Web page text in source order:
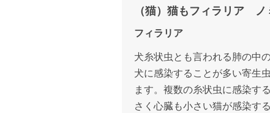
（猫）猫もフィラリア
フィラリア
犬糸状虫とも言われる肺の中
犬に感染することが多い寄生
ます。複数の糸状虫に感染す
さく心臓も小さい猫が感染す